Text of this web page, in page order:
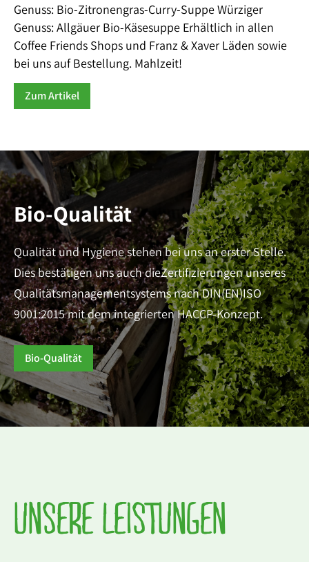
Genuss: Bio-Zitronengras-Curry-Suppe Würziger
Genuss: Allgäuer Bio-Käsesuppe Erhältlich in allen
Coffee Friends Shops und Franz & Xaver Läden sowie
bei uns auf Bestellung. Mahlzeit!
Zum Artikel
Bio-Qualität
Qualität und Hygiene stehen bei uns an erster Stelle.
Dies bestätigen uns auch dieZertifizierungen unseres
Qualitätsmanagementsystems nach DIN(EN)ISO
9001:2015 mit dem integrierten HACCP-Konzept.
Bio-Qualität
UNSERE LEISTUNGEN